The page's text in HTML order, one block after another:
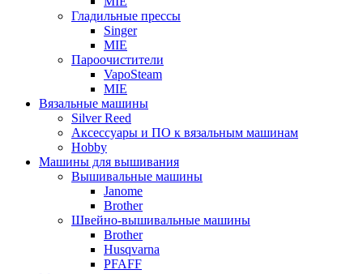
Гладильные прессы
Singer
MIE
Пароочистители
VapoSteam
MIE
Вязальные машины
Silver Reed
Аксессуары и ПО к вязальным машинам
Hobby
Машины для вышивания
Вышивальные машины
Janome
Brother
Швейно-вышивальные машины
Brother
Husqvarna
PFAFF